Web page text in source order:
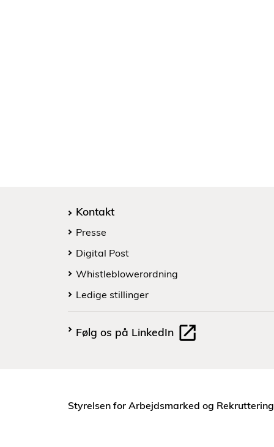
Kontakt
Presse
Digital Post
Whistleblowerordning
Ledige stillinger
Følg os på LinkedIn
Styrelsen for Arbejdsmarked og Rekruttering